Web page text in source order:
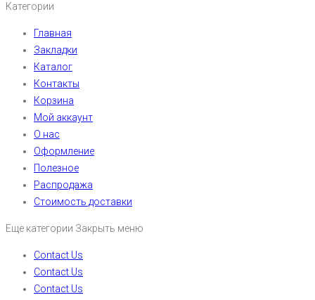
Категории
Главная
Закладки
Каталог
Контакты
Корзина
Мой аккаунт
О нас
Оформление
Полезное
Распродажа
Стоимость доставки
Еще категории Закрыть меню
Contact Us
Contact Us
Contact Us